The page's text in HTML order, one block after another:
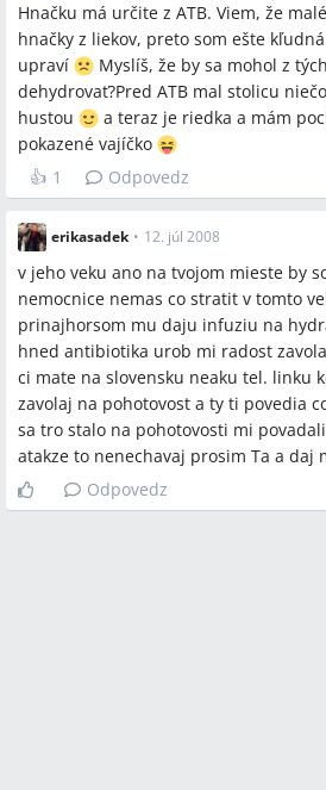
Hnačku má určite z ATB. Viem, že
hnačky z liekov, preto som ešte
upraví
Myslíš, že by sa mohol z
dehydrovať?Pred ATB mal stolicu
hustou
a teraz je riedka a mám
pokazené vajíčko
👍 1 Odpovedz
erikasadek • 12. júl 2008
v jeho veku ano na tvojom mieste by
nemocnice nemas co stratit v tomto
prinajhorsom mu daju infuziu na
hned antibiotika urob mi radost
ci mate na slovensku neaku tel. linku
zavolaj na pohotovost a ty ti povedia
sa tro stalo na pohotovosti mi
atakze to nenechavaj prosim Ta a daj
Odpovedz